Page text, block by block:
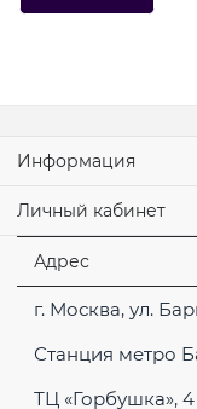
Информация
Личный кабинет
Адрес
г. Москва, ул.
Станция метро
ТЦ «Горбушка»,